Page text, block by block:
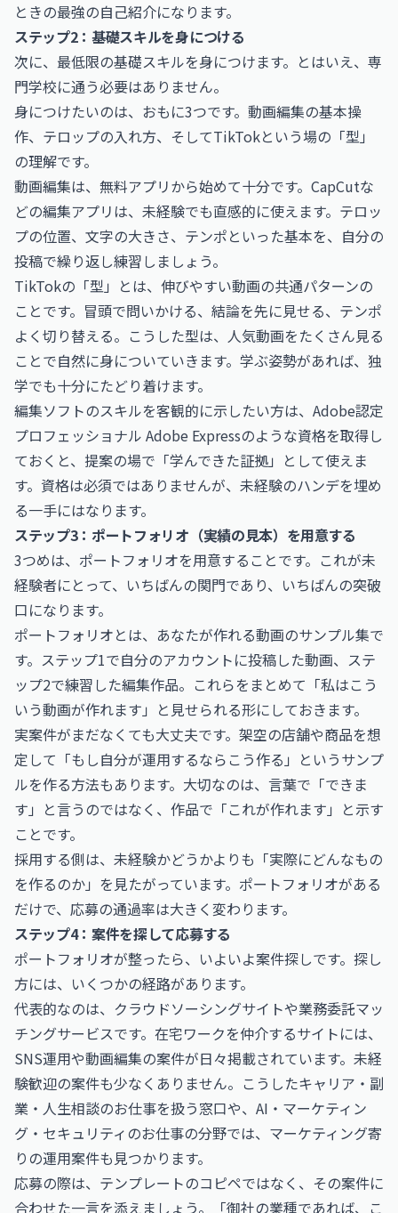
ときの最強の自己紹介になります。
ステップ2：基礎スキルを身につける
次に、最低限の基礎スキルを身につけます。とはいえ、専
門学校に通う必要はありません。
身につけたいのは、おもに3つです。動画編集の基本操
作、テロップの入れ方、そしてTikTokという場の「型」
の理解です。
動画編集は、無料アプリから始めて十分です。CapCutな
どの編集アプリは、未経験でも直感的に使えます。テロッ
プの位置、文字の大きさ、テンポといった基本を、自分の
投稿で繰り返し練習しましょう。
TikTokの「型」とは、伸びやすい動画の共通パターンの
ことです。冒頭で問いかける、結論を先に見せる、テンポ
よく切り替える。こうした型は、人気動画をたくさん見る
ことで自然に身についていきます。学ぶ姿勢があれば、独
学でも十分にたどり着けます。
編集ソフトのスキルを客観的に示したい方は、 Adobe認定
プロフェッショナル Adobe Expressのような資格を取得し
ておくと、提案の場で「学んできた証拠」として使えま
す。資格は必須ではありませんが、未経験のハンデを埋め
る一手にはなります。
ステップ3：ポートフォリオ（実績の見本）を用意する
3つめは、ポートフォリオを用意することです。これが未
経験者にとって、いちばんの関門であり、いちばんの突破
口になります。
ポートフォリオとは、あなたが作れる動画のサンプル集で
す。ステップ1で自分のアカウントに投稿した動画、ステ
ップ2で練習した編集作品。これらをまとめて「私はこう
いう動画が作れます」と見せられる形にしておきます。
実案件がまだなくても大丈夫です。架空の店舗や商品を想
定して「もし自分が運用するならこう作る」というサンプ
ルを作る方法もあります。大切なのは、言葉で「できま
す」と言うのではなく、作品で「これが作れます」と示す
ことです。
採用する側は、未経験かどうかよりも「実際にどんなもの
を作るのか」を見たがっています。ポートフォリオがある
だけで、応募の通過率は大きく変わります。
ステップ4：案件を探して応募する
ポートフォリオが整ったら、いよいよ案件探しです。探し
方には、いくつかの経路があります。
代表的なのは、クラウドソーシングサイトや業務委託マッ
チングサービスです。在宅ワークを仲介するサイトには、
SNS運用や動画編集の案件が日々掲載されています。未経
験歓迎の案件も少なくありません。こうしたキャリア・副
業・人生相談のお仕事を扱う窓口や、 AI・マーケティン
グ・セキュリティのお仕事の分野では、マーケティング寄
りの運用案件も見つかります。
応募の際は、テンプレートのコピペではなく、その案件に
合わせた一言を添えましょう。「御社の業種であれば、こ